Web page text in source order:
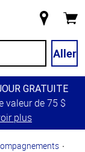
magasin
Aller
GRATUITE
valeur de 75 $
plus